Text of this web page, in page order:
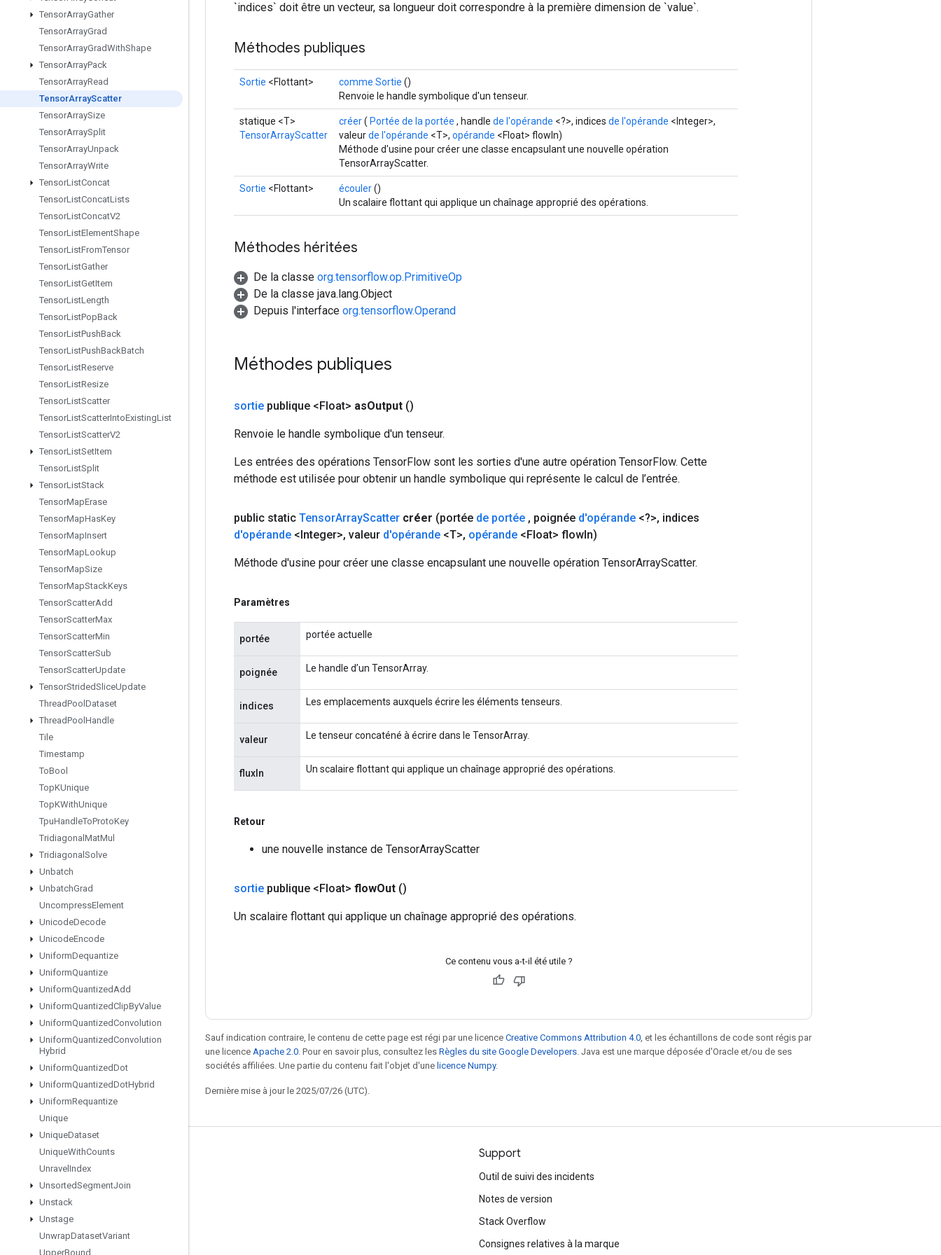
TensorArrayGather
TensorArrayGrad
TensorArrayGradWithShape
TensorArrayPack
TensorArrayRead
TensorArrayScatter
TensorArraySize
TensorArraySplit
TensorArrayUnpack
TensorArrayWrite
TensorListConcat
TensorListConcatLists
TensorListConcatV2
TensorListElementShape
TensorListFromTensor
TensorListGather
TensorListGetItem
TensorListLength
TensorListPopBack
TensorListPushBack
TensorListPushBackBatch
TensorListReserve
TensorListResize
TensorListScatter
TensorListScatterIntoExistingList
TensorListScatterV2
TensorListSetItem
TensorListSplit
TensorListStack
TensorMapErase
TensorMapHasKey
TensorMapInsert
TensorMapLookup
TensorMapSize
TensorMapStackKeys
TensorScatterAdd
TensorScatterMax
TensorScatterMin
TensorScatterSub
TensorScatterUpdate
TensorStridedSliceUpdate
ThreadPool Dataset
ThreadPool Handle
Tile
Timestamp
ToBool
TopKUnique
TopKWithUnique
TpuHandleToProtoKey
Tridiagonal MatMul
Tridiagonal Solve
Unbatch
UnbatchGrad
UncompressElement
UnicodeDecode
UnicodeEncode
UniformDequantize
UniformQuantize
UniformQuantizedAdd
UniformQuantizedClipByValue
UniformQuantizedConvolution
UniformQuantizedConvolution
Hybrid
UniformQuantizedDot
UniformQuantizedDotHybrid
UniformRequantize
Unique
UniqueDataset
UniqueWithCounts
Unravel Index
UnsortedSegmentJoin
Unstack
Unstage
UnwrapDatasetVariant
UpperBound
`indices` doit être un vecteur, sa longueur doit correspondre à la première dimension de `value`.
Méthodes publiques
Sortie <Flottant> comme Sortie ()
Renvoie le handle symbolique d'un tenseur.
statique <T>
TensorArrayScatter
créer( Portée de la portée , handle de l'opérande <?>, indices de l'opérande <Integer>,
valeurde l'opérande <T>, opérande <Float> flowIn)
Méthode d'usine pour créer une classe encapsulant une nouvelle opération
TensorArrayScatter.
Sortie <Flottant> écouler()
Un scalaire flottant qui applique un chaînage approprié des opérations.
Méthodes héritées
De la classe org.tensorflow.op.PrimitiveOp
De la classe java.lang.Object
Depuis l'interface org.tensorflow.Operand
Méthodes publiques
sortie publique <Float> asOutput ()
Renvoie le handle symbolique d'un tenseur.
Les entrées des opérations TensorFlow sont les sorties d'une autre opération TensorFlow. Cette
méthode est utilisée pour obtenir un handle symbolique qui représente le calcul de l’entrée.
public static TensorArrayScatter créer (portée de portée , poignée d'opérande <?>, indices
d'opérande <Integer>, valeur d'opérande <T>, opérande <Float> flowIn)
Méthode d'usine pour créer une classe encapsulant une nouvelle opération TensorArrayScatter.
Paramètres
portée portée actuelle
poignée Le handle d’un TensorArray.
indices Les emplacements auxquels écrire les éléments tenseurs.
valeur Le tenseur concaténé à écrire dans le TensorArray.
fluxIn Un scalaire flottant qui applique un chaînage approprié des opérations.
Retour
une nouvelle instance de TensorArrayScatter
sortie publique <Float> flowOut ()
Un scalaire flottant qui applique un chaînage approprié des opérations.
Ce contenu vous a-t-il été utile ?
Sauf indication contraire, le contenu de cette page est régi par une licence Creative Commons Attribution 4.0 , et les échantillons de code sont régis par
une licence Apache 2.0 . Pour en savoir plus, consultez les Règles du site Google Developers . Java est une marque déposée d'Oracle et/ou de ses
sociétés affiliées. Une partie du contenu fait l'objet d'une licence Numpy.
Dernière mise à jour le 2025/07/26 (UTC).
Rester connecté
Forum
GitHub
Support
Outil de suivi des incidents
Notes de version
Stack Overflow
Consignes relatives à la marque